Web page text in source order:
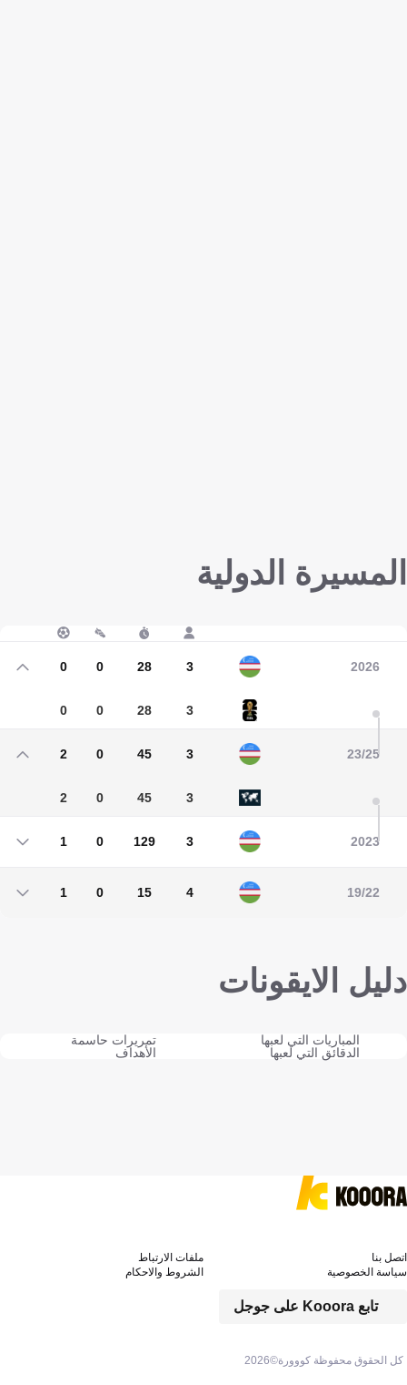
المسيرة الدولية
2026
3
28
0
0
3
28
0
0
23/25
3
45
0
2
3
45
0
2
2023
3
129
0
1
19/22
4
15
0
1
دليل الايقونات
المباريات التي لعبها
تمريرات حاسمة
الدقائق التي لعبها
الأهداف
كل الحقوق محفوظة كووورة©2026
تابع Kooora على جوجل
اتصل بنا
ملفات الارتباط
سياسة الخصوصية
الشروط والاحكام